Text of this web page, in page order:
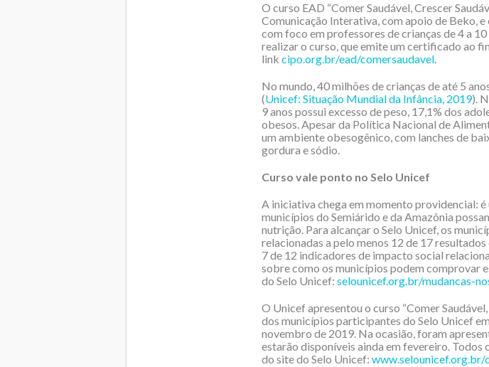
O curso EAD “Comer Saudável, Crescer
Comunicação Interativa, com apoio de Beko,
com foco em professores de crianças de 4 a
realizar o curso, que emite um certificado ao
link cipo.org.br/ead/comersaudavel.
No mundo, 40 milhões de crianças de até 5
(Unicef: Situação Mundial da Infância, 2019).
9 anos possui excesso de peso, 17,1% dos
obesos. Apesar da Política Nacional de
um ambiente obesogênico, com lanches de
gordura e sódio.
Curso vale ponto no Selo Unicef
A iniciativa chega em momento providencial:
municípios do Semiárido e da Amazônia
nutrição. Para alcançar o Selo Unicef, os
relacionadas a pelo menos 12 de 17
7 de 12 indicadores de impacto social
sobre como os municípios podem comprovar
do Selo Unicef: selounicef.org.br/mudancas-
O Unicef apresentou o curso “Comer
dos municípios participantes do Selo Unicef
novembro de 2019. Na ocasião, foram
estarão disponíveis ainda em fevereiro. Todos
do site do Selo Unicef: www.selounicef.org.br/